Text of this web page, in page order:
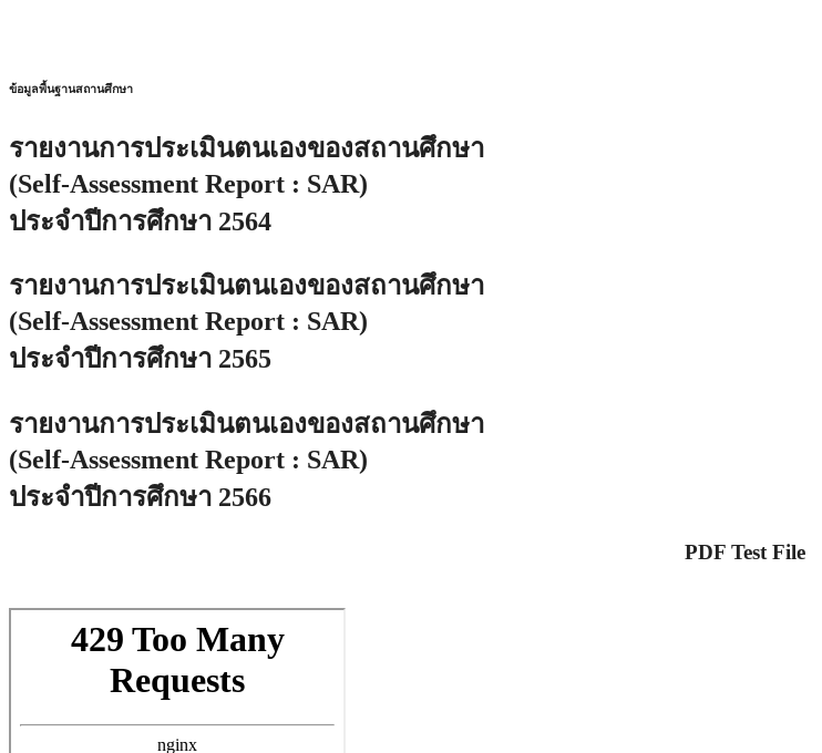
ข้อมูลพื้นฐานสถานศึกษา
รายงานการประเมินตนเองของสถานศึกษา
(Self-Assessment Report : SAR)
ประจำปีการศึกษา 2564
รายงานการประเมินตนเองของสถานศึกษา
(Self-Assessment Report : SAR)
ประจำปีการศึกษา 2565
รายงานการประเมินตนเองของสถานศึกษา
(Self-Assessment Report : SAR)
ประจำปีการศึกษา 2566
PDF Test File